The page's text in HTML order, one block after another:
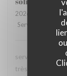
2026-06-13
-
Service
serveur très
très bons.